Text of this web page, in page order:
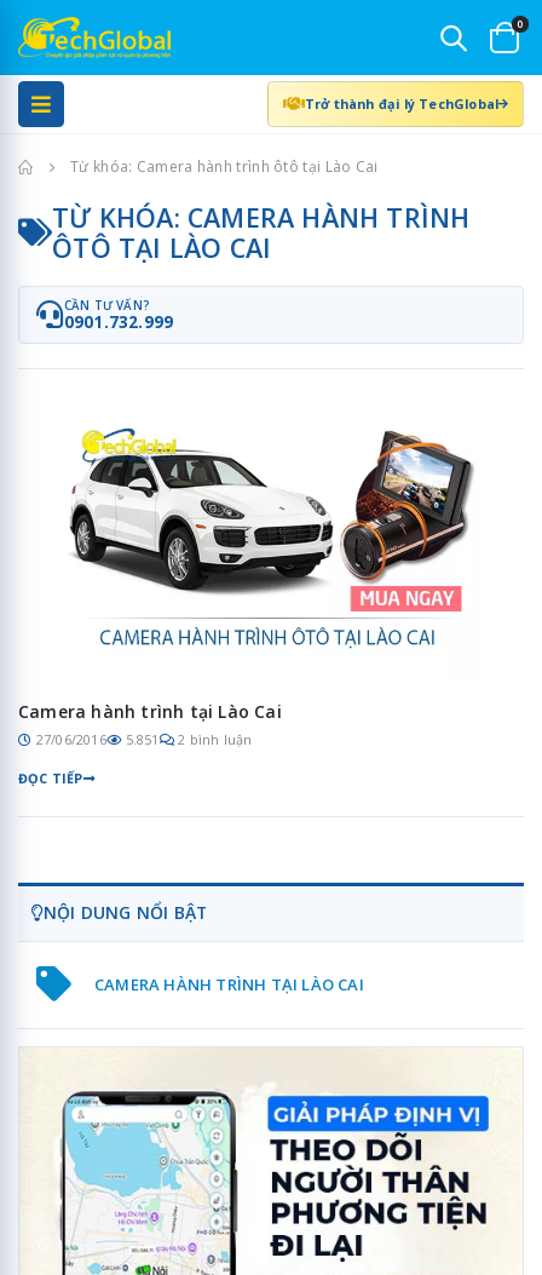
0
Trở thành đại lý TechGlobal
Trang chủTừ khóa: Camera hành trình ôtô tại Lào Cai
TỪ KHÓA: CAMERA HÀNH TRÌNH
ÔTÔ TẠI LÀO CAI
CẦN TƯ VẤN?
0901.732.999
Camera hành trình tại Lào Cai
27/06/2016 5.851 2 bình luận
ĐỌC TIẾP
NỘI DUNG NỔI BẬT
CAMERA HÀNH TRÌNH TẠI LÀO CAI